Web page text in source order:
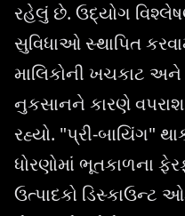
રહેલું છે. ઉદ્યોગ
સુવિધાઓ સ્થાપિત
માલિકોની ખચકાટ
નુકસાનને કારણે
રહ્યો. "પ્રી-બાયિંગ"
ધોરણોમાં ભૂતકાળના
ઉત્પાદકો ડિસ્કાઉન્ટ